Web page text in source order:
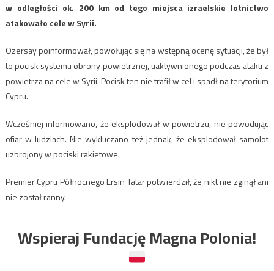
w odległości ok. 200 km od tego miejsca izraelskie lotnictwo
atakowało cele w Syrii.
Ozersay poinformował, powołując się na wstępną ocenę sytuacji, że był
to pocisk systemu obrony powietrznej, uaktywnionego podczas ataku z
powietrza na cele w Syrii. Pocisk ten nie trafił w cel i spadł na terytorium
Cypru.
Wcześniej informowano, że eksplodował w powietrzu, nie powodując
ofiar w ludziach. Nie wykluczano też jednak, że eksplodował samolot
uzbrojony w pociski rakietowe.
Premier Cypru Północnego Ersin Tatar potwierdził, że nikt nie zginął ani
nie został ranny.
Wspieraj Fundację Magna Polonia!